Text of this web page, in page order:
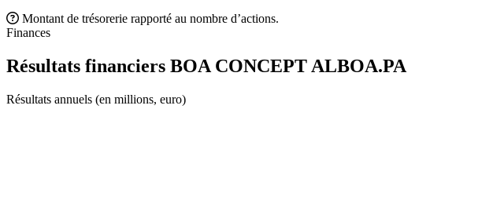
Montant de trésorerie rapporté au nombre d’actions.
Finances
Résultats financiers BOA CONCEPT ALBOA.PA
Résultats annuels (en millions, euro)